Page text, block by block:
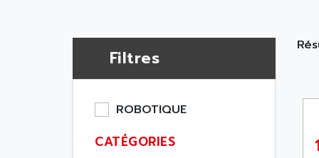
Filtres
ROBOTIQUE
CATÉGORIES